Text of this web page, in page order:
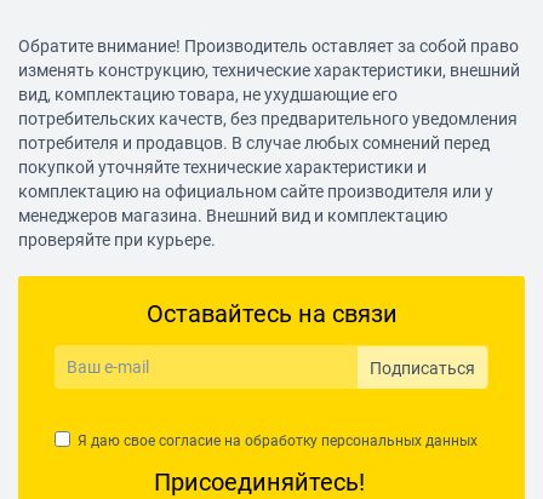
Обратите внимание! Производитель оставляет за собой право
изменять конструкцию, технические характеристики, внешний
вид, комплектацию товара, не ухудшающие его
потребительских качеств, без предварительного уведомления
потребителя и продавцов. В случае любых сомнений перед
покупкой уточняйте технические характеристики и
комплектацию на официальном сайте производителя или у
менеджеров магазина. Внешний вид и комплектацию
проверяйте при курьере.
Оставайтесь на связи
Подписаться
Я даю свое согласие на обработку персональных данных
Присоединяйтесь!